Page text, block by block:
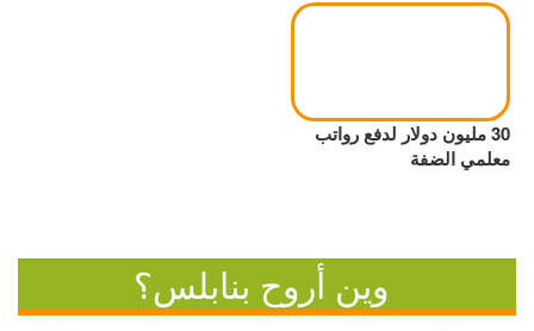
30 مليون دولار لدفع رواتب
معلمي الضفة
وين أروح بنابلس؟